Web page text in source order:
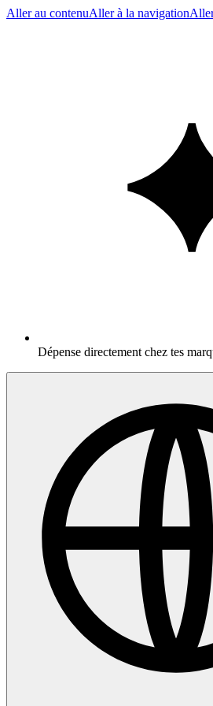
Aller au contenuAller à la navigation
Dépense directement chez tes